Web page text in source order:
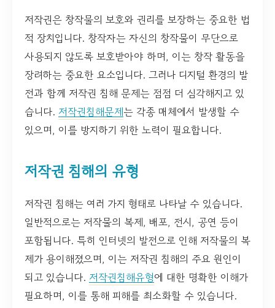
저작권은 창작물의 보호와 권리를 보장하는 중요한 법
적 장치입니다. 창작자는 자신의 창작물이 무단으로
사용되지 않도록 보호받아야 하며, 이는 창작 활동을
장려하는 중요한 요소입니다. 그러나 디지털 환경의 발
전과 함께 저작권 침해 문제는 점점 더 심각해지고 있
습니다. 저작권침해문제는 각종 매체에서 발생할 수
있으며, 이를 방지하기 위한 노력이 필요합니다.
저작권 침해의 유형
저작권 침해는 여러 가지 형태로 나타날 수 있습니다.
일반적으로는 저작물의 복제, 배포, 전시, 공연 등이
포함됩니다. 특히 인터넷의 발전으로 인해 저작물의 복
제가 용이해졌으며, 이는 저작권 침해의 주요 원인이
되고 있습니다. 저작권침해유형에 대한 명확한 이해가
필요하며, 이를 통해 피해를 최소화할 수 있습니다.